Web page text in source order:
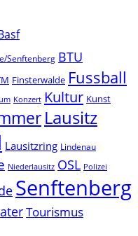
Senftenberg BTU
Finsterwalde Fussball
Konzert Kultur Kunst
Lausitz
Lausitzring Lindenau
Niederlausitz OSL Polizei
Senftenberg
Tourismus